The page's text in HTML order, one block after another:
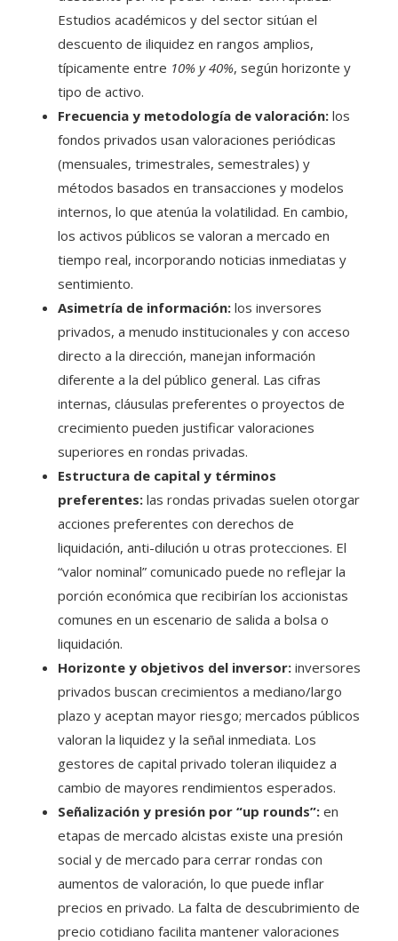
Estudios académicos y del sector sitúan el
descuento de iliquidez en rangos amplios,
típicamente entre 10% y 40%, según horizonte y
tipo de activo.
Frecuencia y metodología de valoración: los
fondos privados usan valoraciones periódicas
(mensuales, trimestrales, semestrales) y
métodos basados en transacciones y modelos
internos, lo que atenúa la volatilidad. En cambio,
los activos públicos se valoran a mercado en
tiempo real, incorporando noticias inmediatas y
sentimiento.
Asimetría de información: los inversores
privados, a menudo institucionales y con acceso
directo a la dirección, manejan información
diferente a la del público general. Las cifras
internas, cláusulas preferentes o proyectos de
crecimiento pueden justificar valoraciones
superiores en rondas privadas.
Estructura de capital y términos
preferentes: las rondas privadas suelen otorgar
acciones preferentes con derechos de
liquidación, anti-dilución u otras protecciones. El
“valor nominal” comunicado puede no reflejar la
porción económica que recibirían los accionistas
comunes en un escenario de salida a bolsa o
liquidación.
Horizonte y objetivos del inversor: inversores
privados buscan crecimientos a mediano/largo
plazo y aceptan mayor riesgo; mercados públicos
valoran la liquidez y la señal inmediata. Los
gestores de capital privado toleran iliquidez a
cambio de mayores rendimientos esperados.
Señalización y presión por “up rounds”: en
etapas de mercado alcistas existe una presión
social y de mercado para cerrar rondas con
aumentos de valoración, lo que puede inflar
precios en privado. La falta de descubrimiento de
precio cotidiano facilita mantener valoraciones